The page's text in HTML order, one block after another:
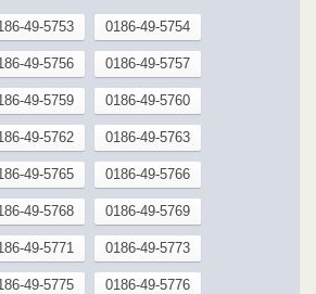
49-5753 0186-49-5754
49-5756 0186-49-5757
49-5759 0186-49-5760
49-5762 0186-49-5763
49-5765 0186-49-5766
49-5768 0186-49-5769
49-5771 0186-49-5773
49-5775 0186-49-5776